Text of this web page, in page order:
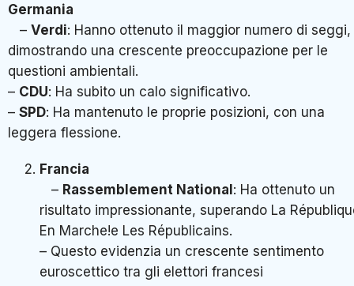
Germania
– Verdi: Hanno ottenuto il maggior numero di seggi,
dimostrando una crescente preoccupazione per le
questioni ambientali.
– CDU: Ha subito un calo significativo.
– SPD: Ha mantenuto le proprie posizioni, con una
leggera flessione.
Francia
– Rassemblement National: Ha ottenuto un
risultato impressionante, superando La
En Marche!e Les Républicains.
– Questo evidenzia un crescente sentimento
euroscettico tra gli elettori francesi